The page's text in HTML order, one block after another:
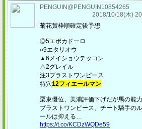
PENGUIN@PENGUIN10854265
2018/10/18(木)
菊花賞枠順確定後予想
◎5エポカドーロ
○9エタリオウ
▲6メイショウテッコン
△2グレイル
注3ブラストワンピース
特穴12フィエールマン
栗東優位、美浦評価下げだが馬の能
ブラストワンピース、チート騎手の
ールは抑える…
https://t.co/KCDzWQDe59